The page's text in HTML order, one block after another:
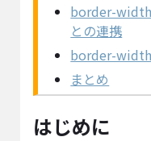
border-width
との連携
border-width
まとめ
はじめに